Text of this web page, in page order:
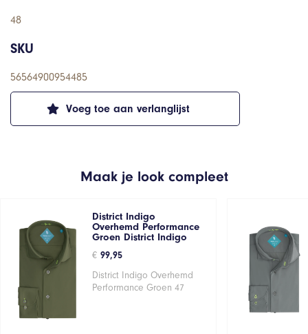
Voeg toe aan verlanglijst
48
SKU
56564900954485
Maak je look compleet
District Indigo
Overhemd Performance
Groen District Indigo
€ 99,95
District Indigo Overhemd
Performance Groen 47